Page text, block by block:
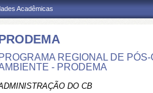
Acadêmicas
PROGRAMA REGIONAL DE
- PRODEMA
DO CB